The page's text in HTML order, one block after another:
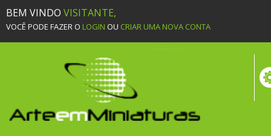
BEM VINDO VISITANTE,
VOCÊ PODE FAZER O LOGIN OU CRIAR UMA NOVA CONTA